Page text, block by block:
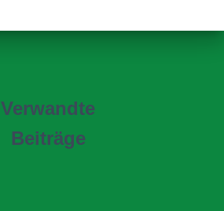
Verwandte
Beiträge